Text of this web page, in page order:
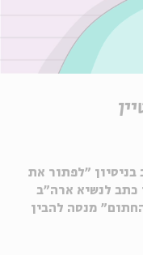
בניסיון "לפתור את
כתב לנשיא ארה"ב
מנסה להבין